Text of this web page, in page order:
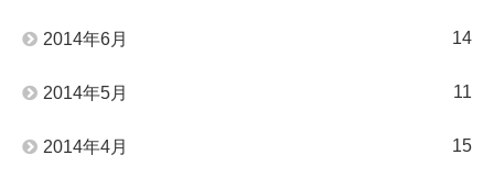
2014年6月 14
2014年5月 11
2014年4月 15